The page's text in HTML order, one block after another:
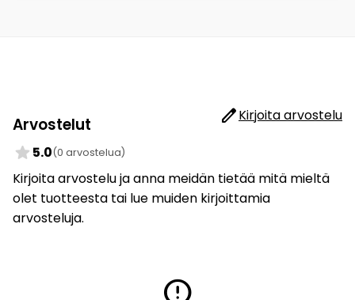
Arvostelut editKirjoita arvostelu
star 5.0(0 arvostelua)
Kirjoita arvostelu ja anna meidän tietää mitä mieltä
olet tuotteesta tai lue muiden kirjoittamia
arvosteluja.
error